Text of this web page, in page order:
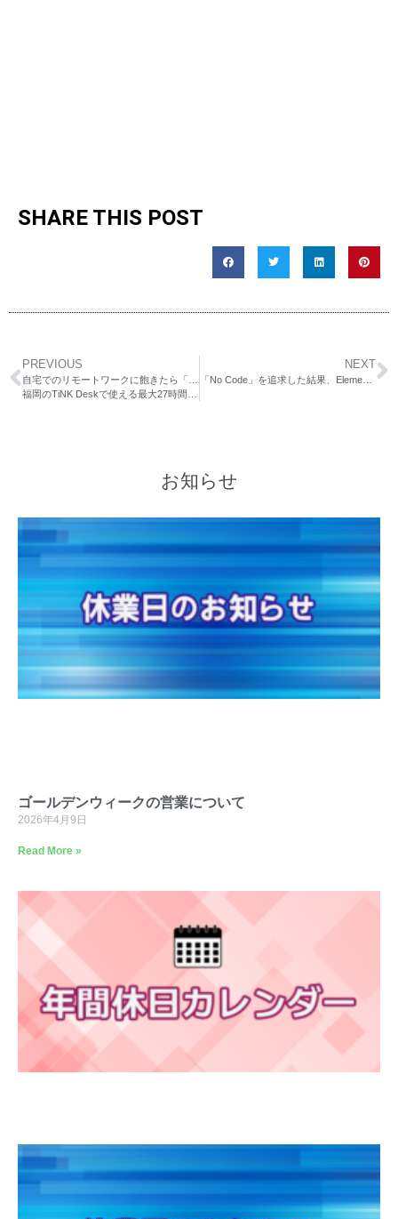
SHARE THIS POST
PREVIOUS
福岡のTiNK Deskで使える最大27時間分無料利用可能なクーポンの提供を開始
NEXT
「No Code」を追求した結果、Elementorに行き着いたお話
お知らせ
ゴールデンウィークの営業について
2026年4月9日
Read More »